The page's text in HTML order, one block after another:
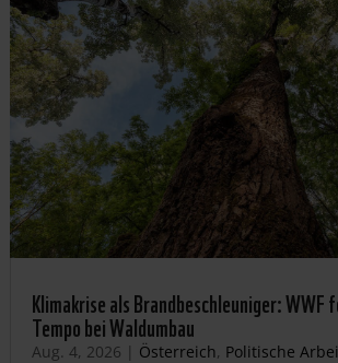
Klimakrise als Brandbeschleuniger:
Tempo bei Waldumbau
Aug. 4, 2026 | Österreich, Politische